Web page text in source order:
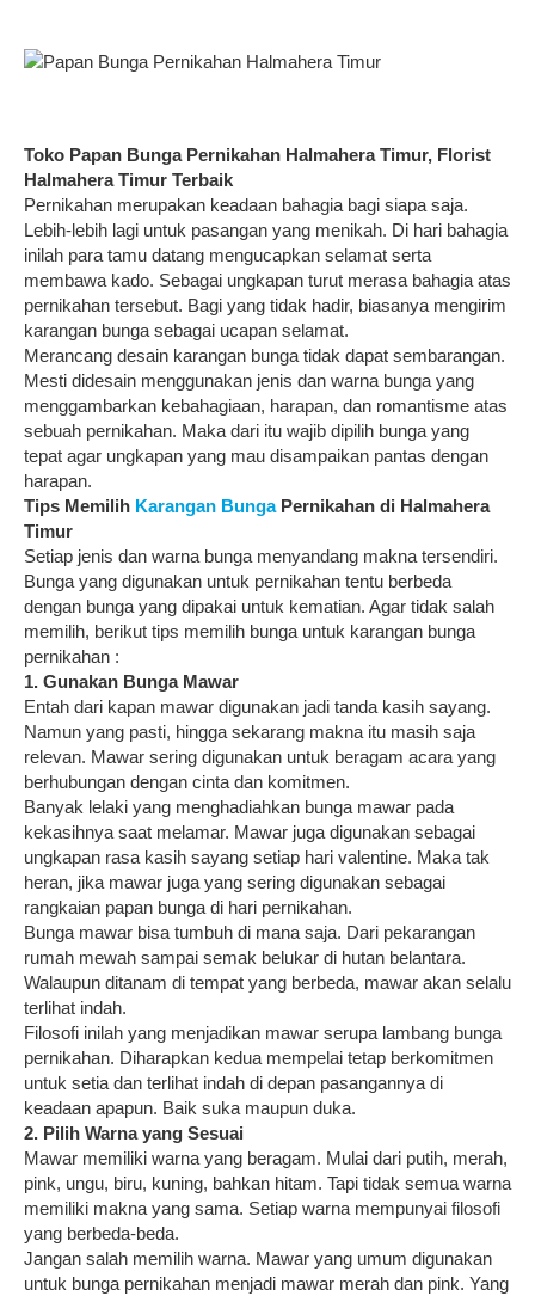
Toko Papan Bunga Pernikahan Halmahera Timur, Florist
Halmahera Timur Terbaik
Pernikahan merupakan keadaan bahagia bagi siapa saja.
Lebih-lebih lagi untuk pasangan yang menikah. Di hari bahagia
inilah para tamu datang mengucapkan selamat serta
membawa kado. Sebagai ungkapan turut merasa bahagia atas
pernikahan tersebut. Bagi yang tidak hadir, biasanya mengirim
karangan bunga sebagai ucapan selamat.
Merancang desain karangan bunga tidak dapat sembarangan.
Mesti didesain menggunakan jenis dan warna bunga yang
menggambarkan kebahagiaan, harapan, dan romantisme atas
sebuah pernikahan. Maka dari itu wajib dipilih bunga yang
tepat agar ungkapan yang mau disampaikan pantas dengan
harapan.
Tips Memilih Karangan BungaPernikahan di Halmahera
Timur
Setiap jenis dan warna bunga menyandang makna tersendiri.
Bunga yang digunakan untuk pernikahan tentu berbeda
dengan bunga yang dipakai untuk kematian. Agar tidak salah
memilih, berikut tips memilih bunga untuk karangan bunga
pernikahan :
1. Gunakan Bunga Mawar
Entah dari kapan mawar digunakan jadi tanda kasih sayang.
Namun yang pasti, hingga sekarang makna itu masih saja
relevan. Mawar sering digunakan untuk beragam acara yang
berhubungan dengan cinta dan komitmen.
Banyak lelaki yang menghadiahkan bunga mawar pada
kekasihnya saat melamar. Mawar juga digunakan sebagai
ungkapan rasa kasih sayang setiap hari valentine. Maka tak
heran, jika mawar juga yang sering digunakan sebagai
rangkaian papan bunga di hari pernikahan.
Bunga mawar bisa tumbuh di mana saja. Dari pekarangan
rumah mewah sampai semak belukar di hutan belantara.
Walaupun ditanam di tempat yang berbeda, mawar akan selalu
terlihat indah.
Filosofi inilah yang menjadikan mawar serupa lambang bunga
pernikahan. Diharapkan kedua mempelai tetap berkomitmen
untuk setia dan terlihat indah di depan pasangannya di
keadaan apapun. Baik suka maupun duka.
2. Pilih Warna yang Sesuai
Mawar memiliki warna yang beragam. Mulai dari putih, merah,
pink, ungu, biru, kuning, bahkan hitam. Tapi tidak semua warna
memiliki makna yang sama. Setiap warna mempunyai filosofi
yang berbeda-beda.
Jangan salah memilih warna. Mawar yang umum digunakan
untuk bunga pernikahan menjadi mawar merah dan pink. Yang